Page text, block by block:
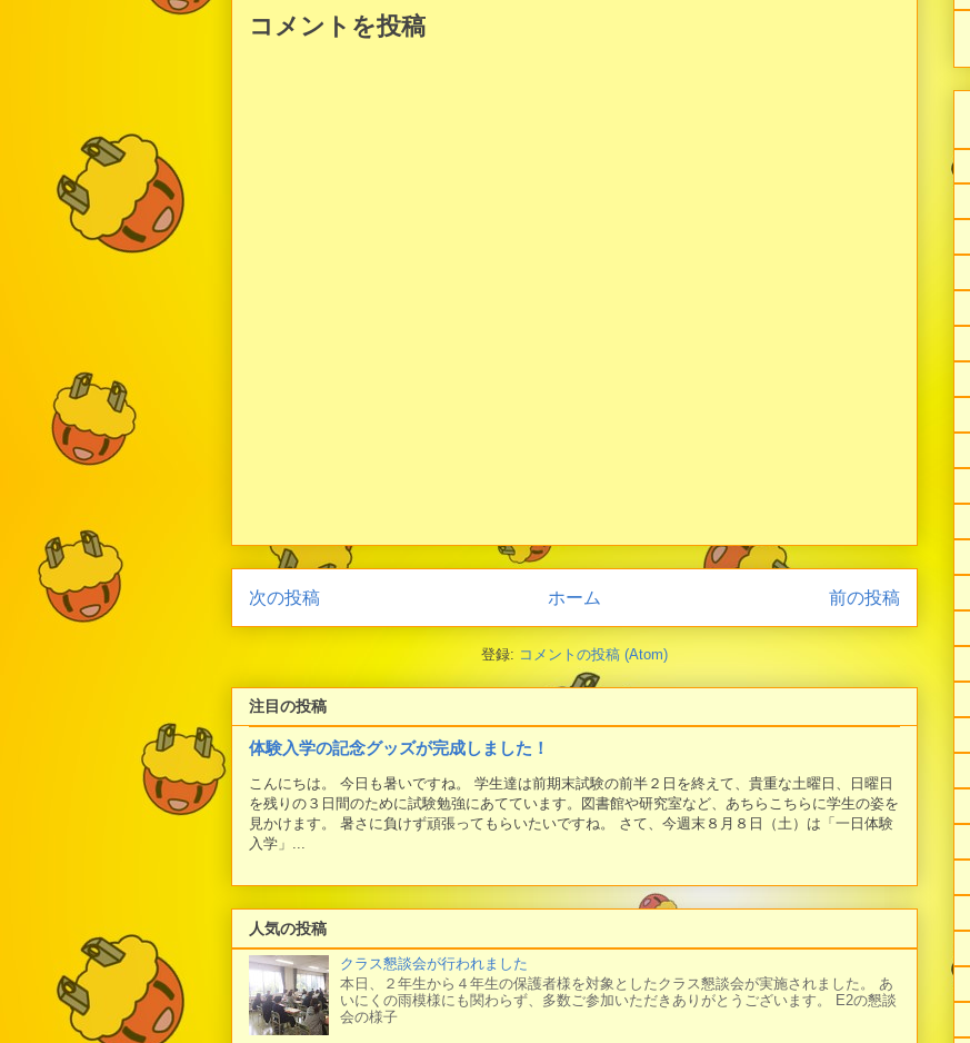
コメントを投稿
次の投稿 前の投稿
ホーム
登録: コメントの投稿 (Atom)
注目の投稿
体験入学の記念グッズが完成しました！
こんにちは。 今日も暑いですね。 学生達は前期末試験の前半２日を終えて、貴重な土曜日、日曜日
を残りの３日間のために試験勉強にあてています。図書館や研究室など、あちらこちらに学生の姿を
見かけます。 暑さに負けず頑張ってもらいたいですね。 さて、今週末８月８日（土）は「一日体験
入学」...
人気の投稿
クラス懇談会が行われました
本日、２年生から４年生の保護者様を対象としたクラス懇談会が実施されました。 あ
いにくの雨模様にも関わらず、多数ご参加いただきありがとうございます。 E2の懇談
会の様子